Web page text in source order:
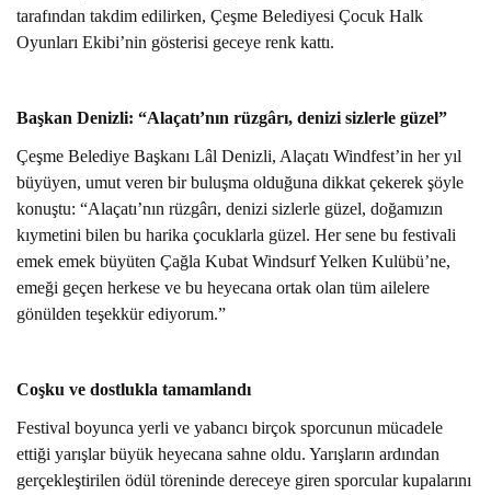
tarafından takdim edilirken, Çeşme Belediyesi Çocuk Halk
Oyunları Ekibi’nin gösterisi geceye renk kattı.
Başkan Denizli: “Alaçatı’nın rüzgârı, denizi sizlerle güzel”
Çeşme Belediye Başkanı Lâl Denizli, Alaçatı Windfest’in her yıl
büyüyen, umut veren bir buluşma olduğuna dikkat çekerek şöyle
konuştu: “Alaçatı’nın rüzgârı, denizi sizlerle güzel, doğamızın
kıymetini bilen bu harika çocuklarla güzel. Her sene bu festivali
emek emek büyüten Çağla Kubat Windsurf Yelken Kulübü’ne,
emeği geçen herkese ve bu heyecana ortak olan tüm ailelere
gönülden teşekkür ediyorum.”
Coşku ve dostlukla tamamlandı
Festival boyunca yerli ve yabancı birçok sporcunun mücadele
ettiği yarışlar büyük heyecana sahne oldu. Yarışların ardından
gerçekleştirilen ödül töreninde dereceye giren sporcular kupalarını